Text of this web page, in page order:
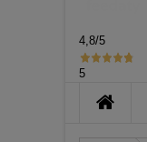
4,8/5
5